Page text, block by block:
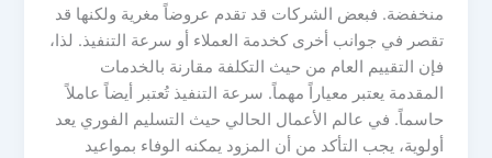
منخفضة. فبعض الشركات قد تقدم عروضاً مغرية ولكنها قد
تقصر في جوانب أخرى كخدمة العملاء أو سرعة التنفيذ. لذا،
فإن التقييم العام من حيث التكلفة مقارنة بالخدمات
المقدمة يعتبر معياراً مهماً. سرعة التنفيذ تُعتبر أيضاً عاملاً
حاسماً. في عالم الأعمال الحالي حيث التسليم الفوري يعد
أولوية، يجب التأكد من أن المزود يمكنه الوفاء بمواعيد